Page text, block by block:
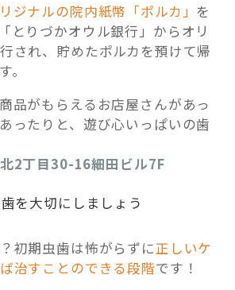
ジナルの院内紙幣「ポルカ」 を
とりづかオウル銀行」からオリ
され、貯めたポルカを預けて帰
。
品がもらえるお店屋さんがあっ
ったりと、遊び心いっぱいの歯
2丁目30-16細田ビル7F
を大切にしましょう
初期虫歯は怖がらずに正しいケ
治すことのできる段階です！